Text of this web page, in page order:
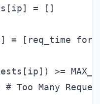
= []
= [req_time for
>=
# Too Many